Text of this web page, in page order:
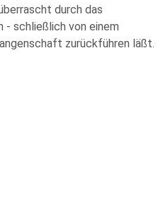
durch das
- schließlich von einem
zurückführen läßt.